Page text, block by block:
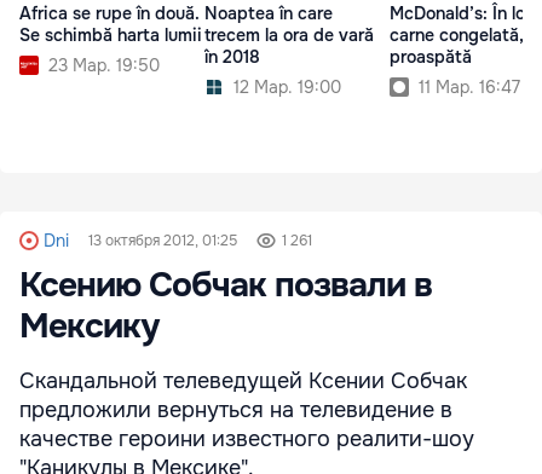
Africa se rupe în două.
Se schimbă harta lumii
23 Мар. 19:50
Noaptea în care
trecem la ora de vară
în 2018
12 Мар. 19:00
McDonald’s: În loc
carne congelată,
proaspătă
11 Мар. 16:47
Dni 13 октября 2012, 01:25 1 261
Ксению Собчак позвали в
Мексику
Скандальной телеведущей Ксении Собчак
предложили вернуться на телевидение в
качестве героини известного реалити-шоу
"Каникулы в Мексике".